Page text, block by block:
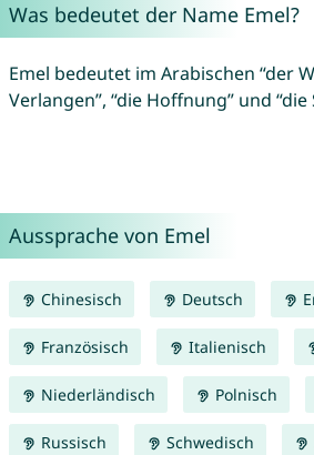
Was bedeutet der Name Emel?
Emel bedeutet im Arabischen “der
Verlangen”, “die Hoffnung” und “die
Aussprache von Emel
Chinesisch Deutsch
Französisch Italienisch
Niederländisch Polnisch
Russisch Schwedisch